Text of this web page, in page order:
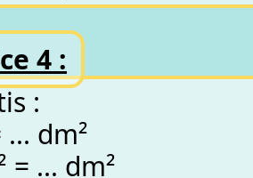
4 :
:
... dm²
= ... dm²